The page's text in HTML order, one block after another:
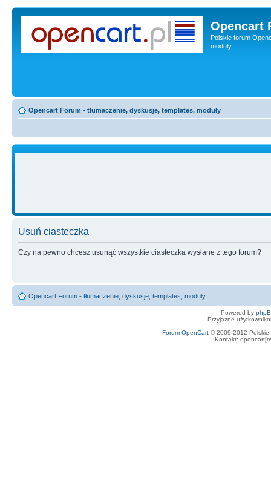
Opencart
Polskie forum
moduły
Opencart Forum - tłumaczenie, dyskusje, templates, moduły
Usuń ciasteczka
Czy na pewno chcesz usunąć wszystkie ciasteczka wysłane z tego forum?
Opencart Forum - tłumaczenie, dyskusje, templates, moduły
Powered by
Przyjazne
Forum OpenCart© 2009-2012 Polskie
Kontakt: